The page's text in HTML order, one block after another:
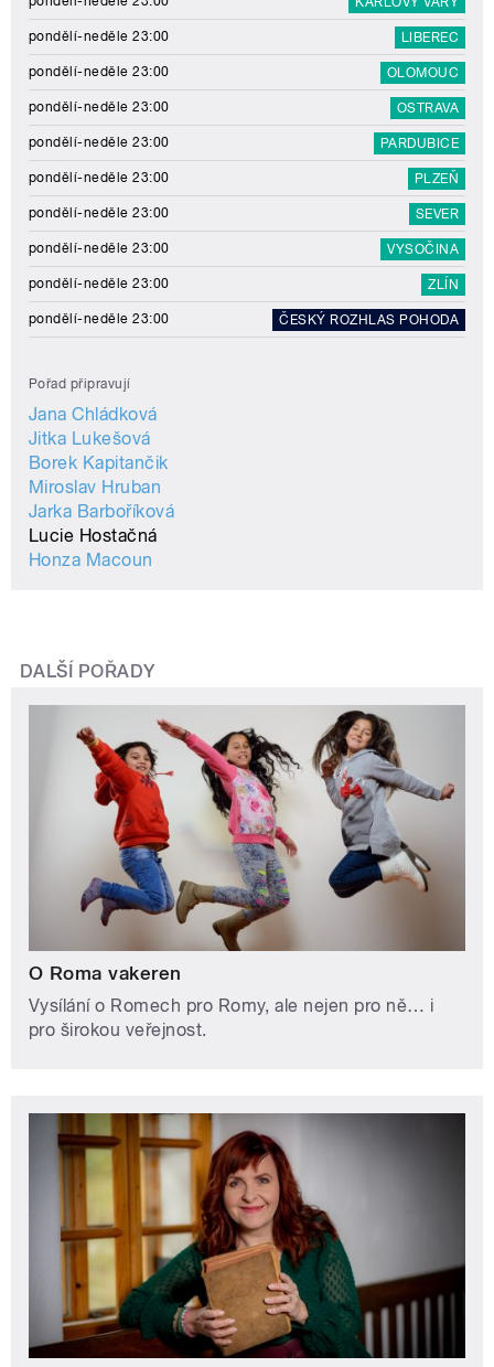
pondělí-neděle 23:00 LIBEREC
pondělí-neděle 23:00 OLOMOUC
pondělí-neděle 23:00 OSTRAVA
pondělí-neděle 23:00 PARDUBICE
pondělí-neděle 23:00 PLZEŇ
pondělí-neděle 23:00 SEVER
pondělí-neděle 23:00 VYSOČINA
pondělí-neděle 23:00 ZLÍN
pondělí-neděle 23:00 ČESKÝ ROZHLAS POHODA
Pořad připravují
Jana Chládková
Jitka Lukešová
Borek Kapitančik
Miroslav Hruban
Jarka Barboříková
Lucie Hostačná
Honza Macoun
DALŠÍ POŘADY
O Roma vakeren
Vysílání o Romech pro Romy, ale nejen pro ně… i
pro širokou veřejnost.